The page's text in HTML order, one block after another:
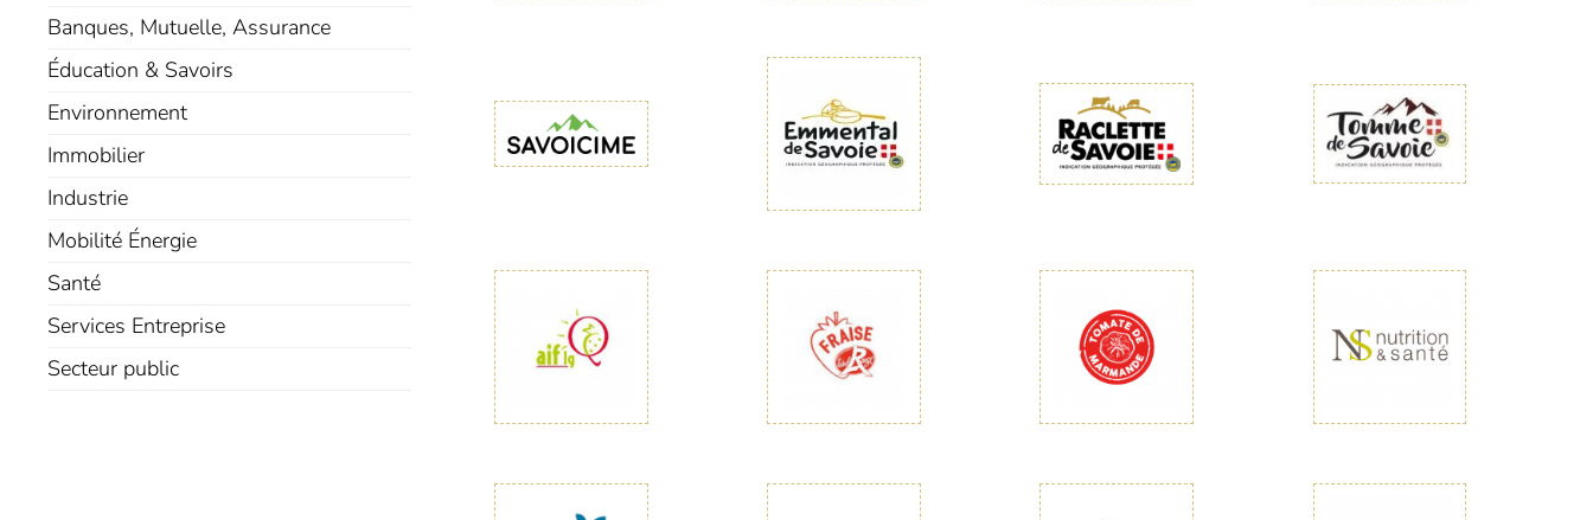
Banques, Mutuelle, Assurance
Éducation & Savoirs
Environnement
Immobilier
Industrie
Mobilité Énergie
Santé
Services Entreprise
Secteur public